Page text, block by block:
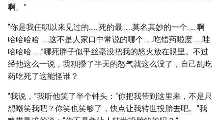
啊。”
“你是我任职以来见过的……死的最……莫名其妙的一个……啊
哈哈哈哈……这不是人家口中常说的哪个……吃错药啦麽……哇
哈哈哈……”哪死胖子似乎丝毫没把我的怒火放在眼里。不过
经他这么一说，我积攒了半天的怒气就这么没了，自己乱吃
药吃死了这能怪谁？
“我说，”我听他笑了半个钟头：“你把我带到这里来，不是只
想嘲笑我吧？你笑也笑够了，快点让我转世投胎去吧。”我